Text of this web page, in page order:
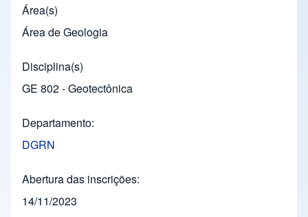
Área(s)
Área de Geologia
Disciplina(s)
GE 802 - Geotectônica
Departamento
DGRN
Abertura das inscrições
14/11/2023